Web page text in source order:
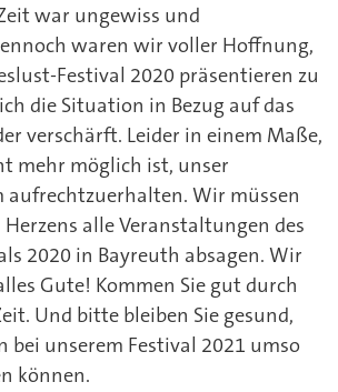
war ungewiss und
waren wir voller Hoffnung,
Festival 2020 präsentieren zu
die Situation in Bezug auf das
verschärft. Leider in einem Maße,
mehr möglich ist, unser
aufrechtzuerhalten. Wir müssen
alle Veranstaltungen des
2020 in Bayreuth absagen. Wir
Gute! Kommen Sie gut durch
Und bitte bleiben Sie gesund,
bei unserem Festival 2021 umso
können.